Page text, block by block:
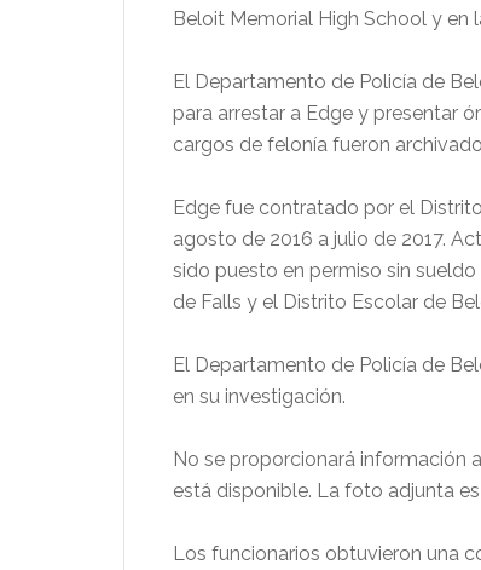
Beloit Memorial High School y en
El Departamento de Policía de
para arrestar a Edge y presentar
cargos de felonía fueron
Edge fue contratado por el
agosto de 2016 a julio de 2017.
sido puesto en permiso sin
de Falls y el Distrito Escolar de
El Departamento de Policía de
en su investigación.
No se proporcionará información
está disponible. La foto adjunta
Los funcionarios obtuvieron una